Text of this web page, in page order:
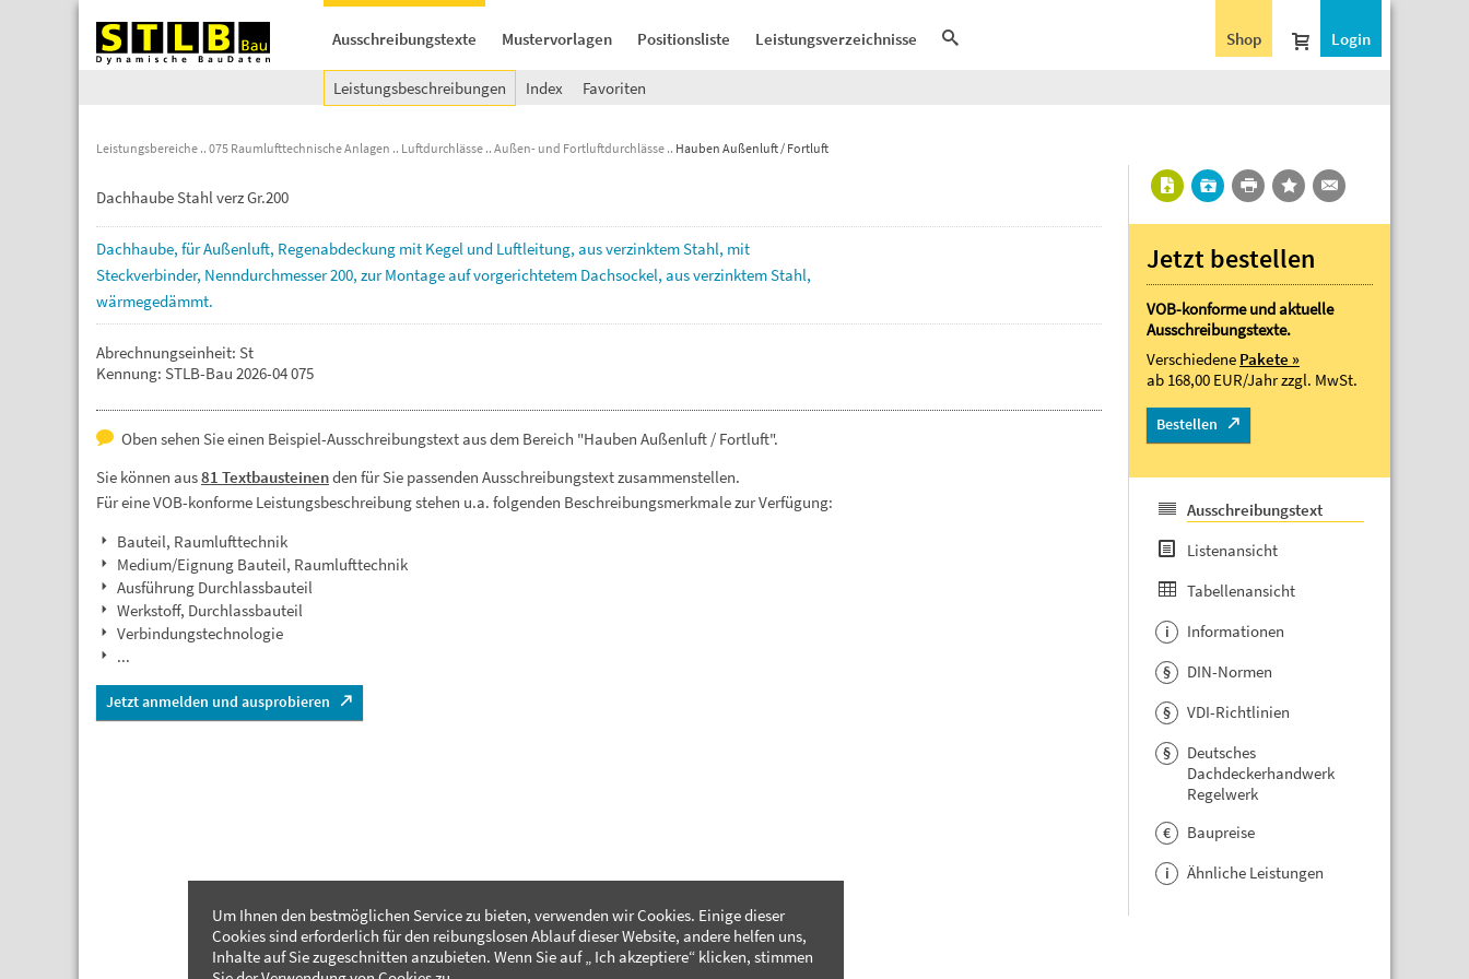
Ausschreibungstexte Mustervorlagen Positionsliste Leistungsverzeichnisse Login
Shop
Leistungsbeschreibungen Index Favoriten
Leistungsbereiche 075 Raumlufttechnische Anlagen Luftdurchlässe Außen- und Fortluftdurchlässe Hauben Außenluft / Fortluft
Dachhaube Stahl verz Gr.200
Dachhaube, fürAußenluft, Regenabdeckung mit Kegel und Luftleitung, ausverzinktemStahl, mit
Steckverbinder, Nenndurchmesser200, zurMontageaufvorgerichtetem Dachsockel, ausverzinktemStahl,
wärmegedämmt.
Abrechnungseinheit: St
Kennung: STLB-Bau 2026-04 075
Oben sehen Sie einen Beispiel-Ausschreibungstext aus dem Bereich "Hauben Außenluft / Fortluft".
Sie können aus81 Textbausteinenden für Sie passenden Ausschreibungstext zusammenstellen.
Für eine VOB-konforme Leistungsbeschreibung stehen u.a. folgenden Beschreibungsmerkmale zur Verfügung:
Bauteil, Raumlufttechnik
Medium/Eignung Bauteil, Raumlufttechnik
Ausführung Durchlassbauteil
Werkstoff, Durchlassbauteil
Verbindungstechnologie
...
Jetzt anmelden und ausprobieren
Jetzt bestellen
VOB-konforme und aktuelle
Ausschreibungstexte.
Verschiedene Pakete »
ab 168,00 EUR/Jahrzzgl. MwSt.
Bestellen
Ausschreibungstext
Listenansicht
Tabellenansicht
i Informationen
§ DIN-Normen
§ VDI-Richtlinien
§
Deutsches
Dachdeckerhandwerk
Regelwerk
€ Baupreise
i Ähnliche Leistungen
Um Ihnen den bestmöglichen Service zu bieten, verwenden wir Cookies. Einige dieser
Cookies sind erforderlich für den reibungslosen Ablauf dieser Website, andere helfen uns,
Inhalte auf Sie zugeschnitten anzubieten. Wenn Sie auf „ Ich akzeptiere“ klicken, stimmen